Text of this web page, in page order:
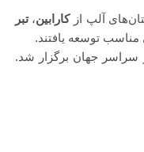
آلپ ازکارابین،تبر
توسعه یافتند.
مسابقات رسمی یخنوردی در سراسر جهان برگزار شد.